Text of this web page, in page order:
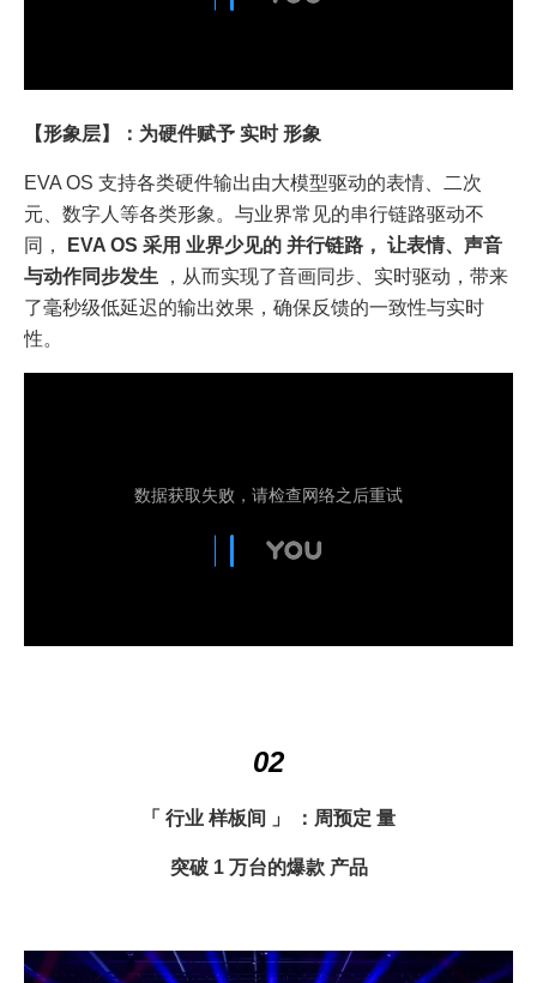
【形象层】：为硬件赋予 实时 形象
EVA OS 支持各类硬件输出由大模型驱动的表情、二次
元、数字人等各类形象。与业界常见的串行链路驱动不
同，
EVA OS 采用 业界少见的 并行链路， 让表情、声音
与动作同步发生
，从而实现了音画同步、实时驱动，带来
了毫秒级低延迟的输出效果，确保反馈的一致性与实时
性。
02
「 行业 样板间 」 ：周预定 量
突破 1 万台的爆款 产品